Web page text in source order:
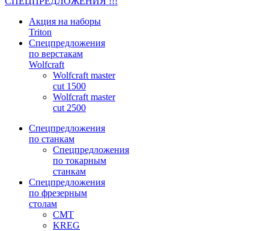
Акция на наборы
Triton
Спецпредложения
по верстакам
Wolfcraft
Wolfcraft master
cut 1500
Wolfcraft master
cut 2500
Спецпредложения
по станкам
Спецпредложения
по токарным
станкам
Спецпредложения
по фрезерным
столам
CMT
KREG